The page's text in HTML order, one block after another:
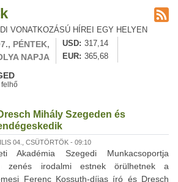
VONATKOZÁSÚ HÍREI EGY HELYEN
PÉNTEK,
NAPJA
USD
317,14
EUR
365,68
felhő
Mihály Szegeden és
04., CSÜTÖRTÖK - 09:10
Akadémia Szegedi Munkacsoportja
zenés irodalmi estnek örülhetnek a
Ferenc Kossuth-díjas író és Dresch